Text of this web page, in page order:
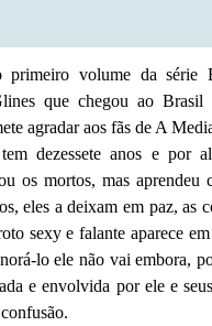
primeiro volume da série
que chegou ao Brasil
agradar aos fãs de A
dezessete anos e por
os mortos, mas aprendeu
eles a deixam em paz, as
sexy e falante aparece
lo ele não vai embora,
e envolvida por ele e